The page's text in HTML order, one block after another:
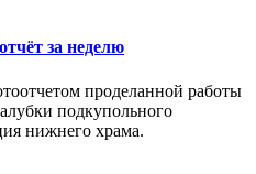
за неделю
проделанной работы
подкупольного
нижнего храма.